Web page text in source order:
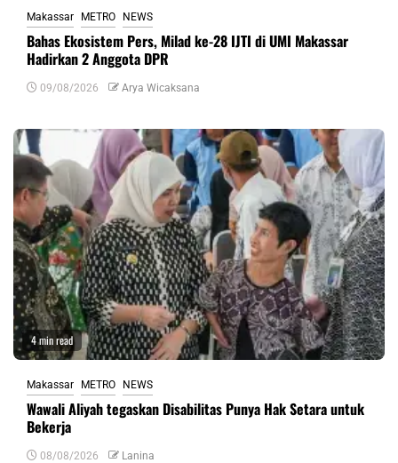
Makassar METRO NEWS
Bahas Ekosistem Pers, Milad ke-28 IJTI di UMI Makassar
Hadirkan 2 Anggota DPR
09/08/2026 Arya Wicaksana
4 min read
Makassar METRO NEWS
Wawali Aliyah tegaskan Disabilitas Punya Hak Setara untuk
Bekerja
08/08/2026 Lanina